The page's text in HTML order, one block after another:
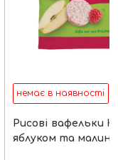
немає в наявності
Рисові вафельки
яблуком та